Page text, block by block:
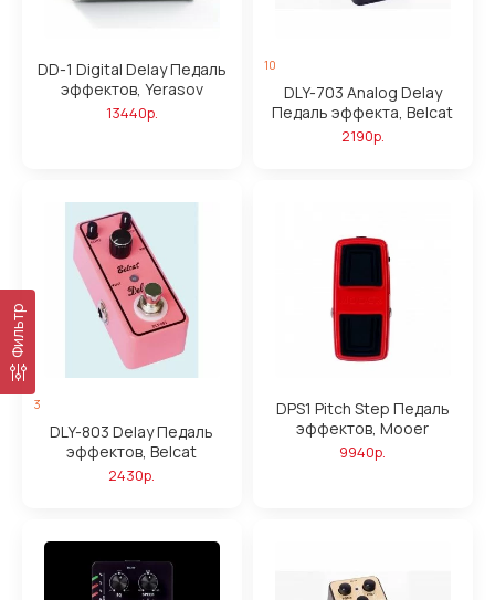
Фильтр
DD-1 Digital Delay Педаль
эффектов, Yerasov
13440р.
10
DLY-703 Analog Delay
Педаль эффекта, Belcat
2190р.
3
DLY-803 Delay Педаль
эффектов, Belcat
2430р.
DPS1 Pitch Step Педаль
эффектов, Mooer
9940р.